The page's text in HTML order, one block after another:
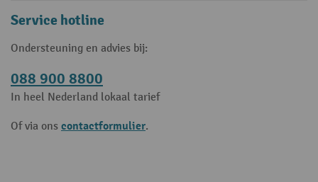
Service hotline
Ondersteuning en advies bij:
088 900 8800
In heel Nederland lokaal tarief
Of via ons contactformulier.